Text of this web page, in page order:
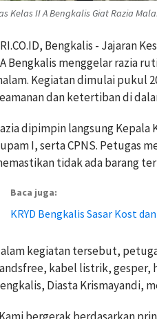
Kelas II A Bengkalis Giat Razia
Bengkalis - Jajaran
Bengkalis menggelar razia
Kegiatan dimulai pukul
dan ketertiban di
dipimpin langsung Kepala
I, serta CPNS. Petugas
tidak ada barang
Baca juga:
KRYD Bengkalis Sasar Kost
kegiatan tersebut,
kabel listrik, gesper,
Diasta Krismayandi,